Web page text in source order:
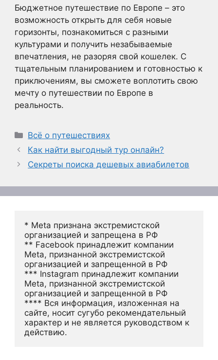
Бюджетное путешествие по Европе – это
возможность открыть для себя новые
горизонты, познакомиться с разными
культурами и получить незабываемые
впечатления, не разоряя свой кошелек. С
тщательным планированием и готовностью к
приключениям, вы сможете воплотить свою
мечту о путешествии по Европе в
реальность.
Рубрики
Всё о путешествиях
Как найти выгодный тур онлайн?
Секреты поиска дешевых авиабилетов
* Meta признана экстремистской
организацией и запрещена в РФ
** Facebook принадлежит компании
Meta, признанной экстремистской
организацией и запрещенной в РФ
*** Instagram принадлежит компании
Meta, признанной экстремистской
организацией и запрещенной в РФ
**** Вся информация, изложенная на
сайте, носит сугубо рекомендательный
характер и не является руководством к
действию.